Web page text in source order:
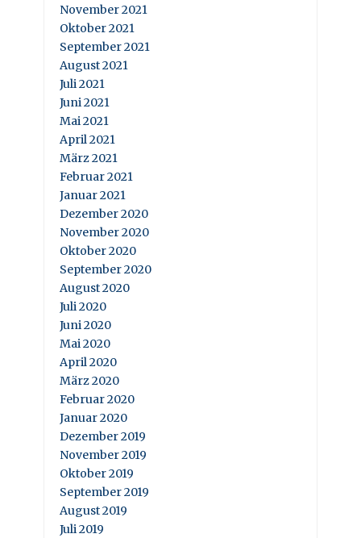
November 2021
Oktober 2021
September 2021
August 2021
Juli 2021
Juni 2021
Mai 2021
April 2021
März 2021
Februar 2021
Januar 2021
Dezember 2020
November 2020
Oktober 2020
September 2020
August 2020
Juli 2020
Juni 2020
Mai 2020
April 2020
März 2020
Februar 2020
Januar 2020
Dezember 2019
November 2019
Oktober 2019
September 2019
August 2019
Juli 2019